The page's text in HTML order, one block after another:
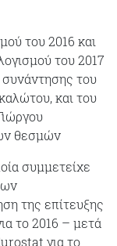
του 2016 και
του 2017
συνάντησης του
και του
θεσμών
συμμετείχε
της επίτευξης
το 2016 – μετά
για το